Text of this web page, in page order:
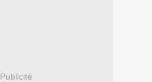
Publicité